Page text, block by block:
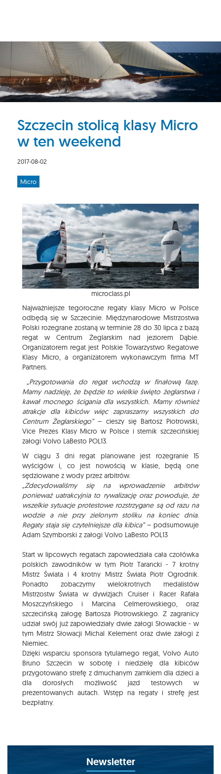
Szczecin stolicą klasy Micro
w ten weekend
2017-08-02
Micro
microclass.pl
Najważniejsze tegoroczne regaty klasy Micro w Polsce
odbędą się w Szczecinie. Międzynarodowe Mistrzostwa
Polski rozegrane zostaną w terminie 28 do 30 lipca z bazą
regat w Centrum Żeglarskim nad jeziorem Dąbie.
Organizatorem regat jest Polskie Towarzystwo Regatowe
Klasy Micro, a organizatorem wykonawczym firma MT
Partners.
„Przygotowania do regat wchodzą w finałową fazę.
Mamy nadzieję, że będzie to wielkie święto żeglarstwa i
kawał mocnego ścigania dla wszystkich. Mamy również
atrakcje dla kibiców więc zapraszamy wszystkich do
Centrum Żeglarskiego”– cieszy się Bartosz Piotrowski,
Vice Prezes Klasy Micro w Polsce i sternik szczecińskiej
załogi Volvo LaBesto POL13.
W ciągu 3 dni regat planowane jest rozegranie 15
wyścigów i, co jest nowością w klasie, będą one
sędziowane z wody przez arbitrów.
„Zdecydowaliśmy się na wprowadzenie arbitrów
ponieważ uatrakcyjnia to rywalizację oraz powoduje, że
wszelkie sytuacje protestowe rozstrzygane są od razu na
wodzie a nie przy zielonym stoliku na koniec dnia.
Regaty staja się czytelniejsze dla kibica”– podsumowuje
Adam Szymborski z załogi Volvo LaBesto POL13
Start w lipcowych regatach zapowiedziała cała czołówka
polskich zawodników w tym Piotr Tarancki - 7 krotny
Mistrz Świata i 4 krotny Mistrz Świata Piotr Ogrodnik.
Ponadto zobaczymy wielokrotnych medalistów
Mistrzostw Świata w dywizjach Cruiser i Racer Rafała
Moszczyńskiego i Marcina Celmerowskiego, oraz
szczecińską załogę Bartosza Piotrowskiego. Z zagranicy
udział swój już zapowiedziały dwie załogi Słowackie - w
tym Mistrz Słowacji Michal Kelement oraz dwie załogi z
Niemiec.
Dzięki wsparciu sponsora tytularnego regat, Volvo Auto
Bruno Szczecin w sobotę i niedzielę dla kibiców
przygotowano strefę z dmuchanym zamkiem dla dzieci a
dla dorosłych możliwość jazd testowych w
prezentowanych autach. Wstęp na regaty i strefę jest
bezpłatny.
Newsletter